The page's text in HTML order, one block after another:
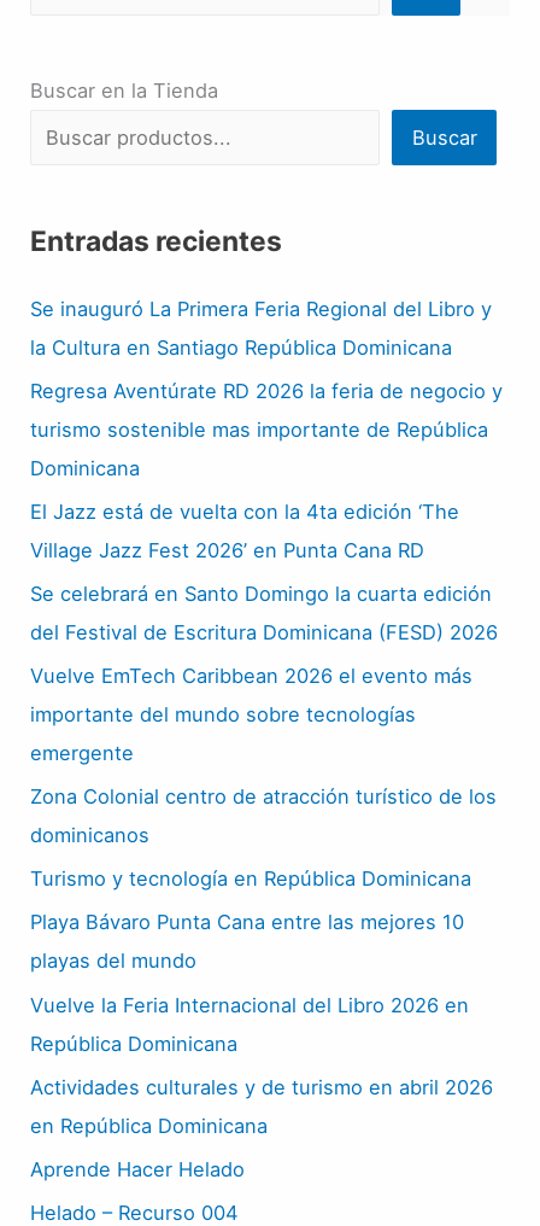
Buscar en la Tienda
Buscar
Entradas recientes
Se inauguró La Primera Feria Regional del Libro y
la Cultura en Santiago República Dominicana
Regresa Aventúrate RD 2026 la feria de negocio y
turismo sostenible mas importante de República
Dominicana
El Jazz está de vuelta con la 4ta edición ‘The
Village Jazz Fest 2026’ en Punta Cana RD
Se celebrará en Santo Domingo la cuarta edición
del Festival de Escritura Dominicana (FESD) 2026
Vuelve EmTech Caribbean 2026 el evento más
importante del mundo sobre tecnologías
emergente
Zona Colonial centro de atracción turístico de los
dominicanos
Turismo y tecnología en República Dominicana
Playa Bávaro Punta Cana entre las mejores 10
playas del mundo
Vuelve la Feria Internacional del Libro 2026 en
República Dominicana
Actividades culturales y de turismo en abril 2026
en República Dominicana
Aprende Hacer Helado
Helado – Recurso 004